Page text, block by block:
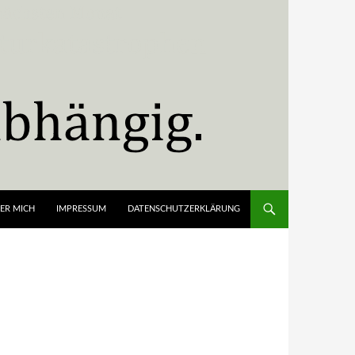
MICH IMPRESSUM DATENSCHUTZERKLÄRUNG